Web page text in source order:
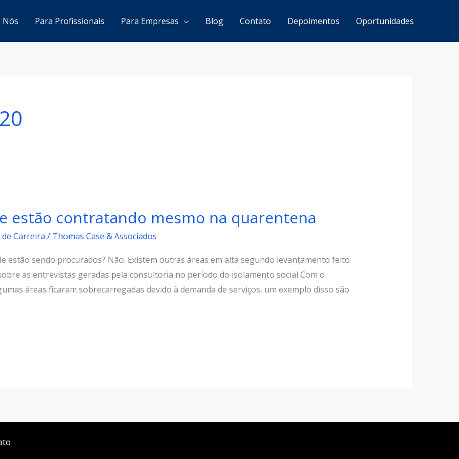
Nós Para Profissionais Para Empresas Blog Contato Depoimentos Oportunidades
estão contratando mesmo na quarentena
Carreira / Thomas Case & Associados
estão sendo procurados? Não. Existem outras áreas em alta segundo levantamento feito
as entrevistas geradas pela consultoria no período do isolamento social Com o
áreas ficaram sobrecarregadas devido à demanda de serviços, um exemplo disso são